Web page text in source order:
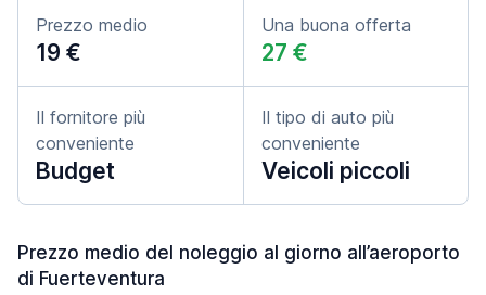
Prezzo medio
19 €
Una buona offerta
27 €
Il fornitore più
conveniente
Budget
Il tipo di auto più
conveniente
Veicoli piccoli
Prezzo medio del noleggio al giorno all’aeroporto
di Fuerteventura